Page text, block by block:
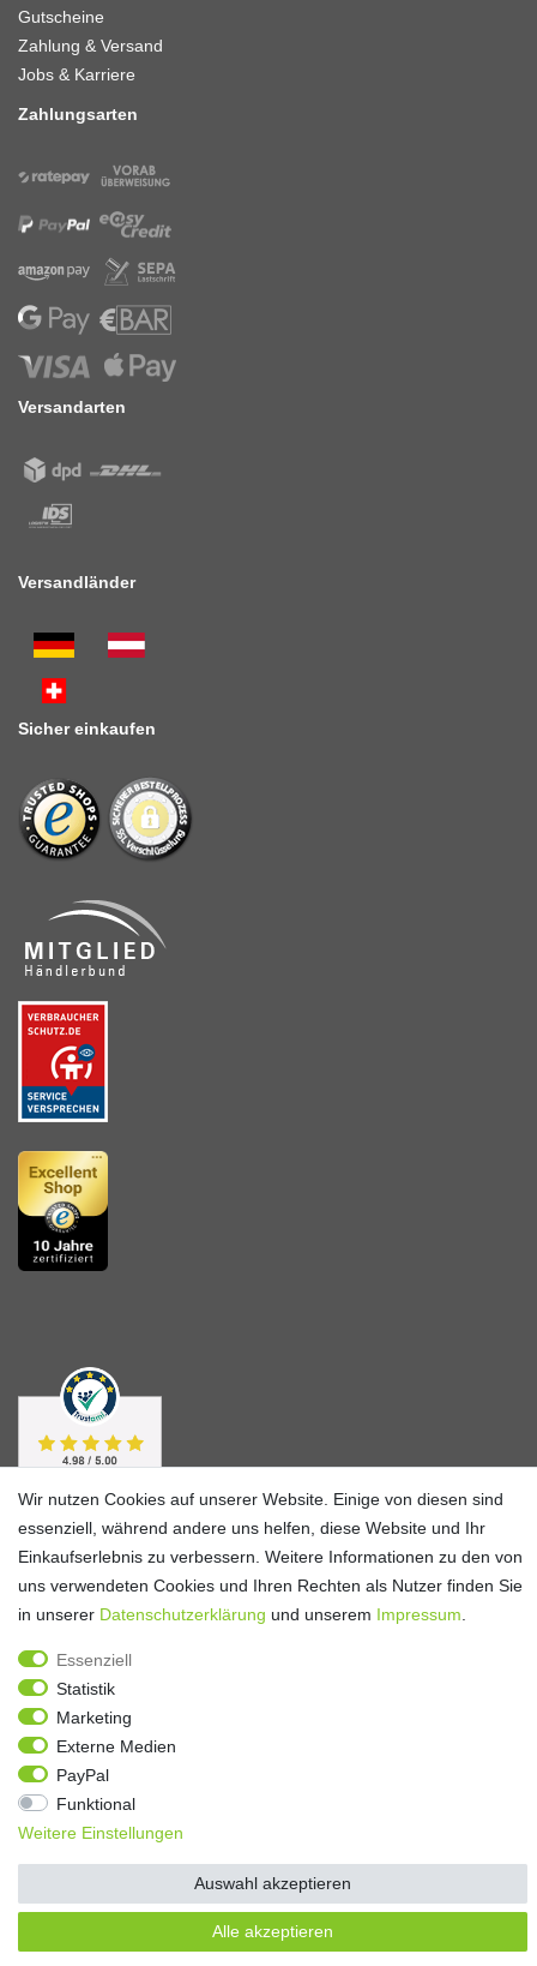
Gutscheine
Zahlung & Versand
Jobs & Karriere
Zahlungsarten
Versandarten
Versandländer
Sicher einkaufen
Alle Preise verstehen sich inkl. ges. MwSt. und zzgl.
Wir nutzen Cookies auf unserer Website. Einige von diesen sind
essenziell, während andere uns helfen, diese Website und Ihr
Einkaufserlebnis zu verbessern. Weitere Informationen zu den von
uns verwendeten Cookies und Ihren Rechten als Nutzer finden Sie
in unserer Daten­schutz­erklärung und unserem Impressum
Essenziell
Statistik
Marketing
Externe Medien
PayPal
Funktional
Weitere Einstellungen
Alle akzeptieren
Auswahl akzeptieren